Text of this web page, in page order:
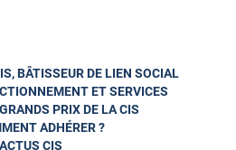
BÂTISSEUR DE LIEN SOCIAL
ET SERVICES
PRIX DE LA CIS
ADHÉRER ?
CIS